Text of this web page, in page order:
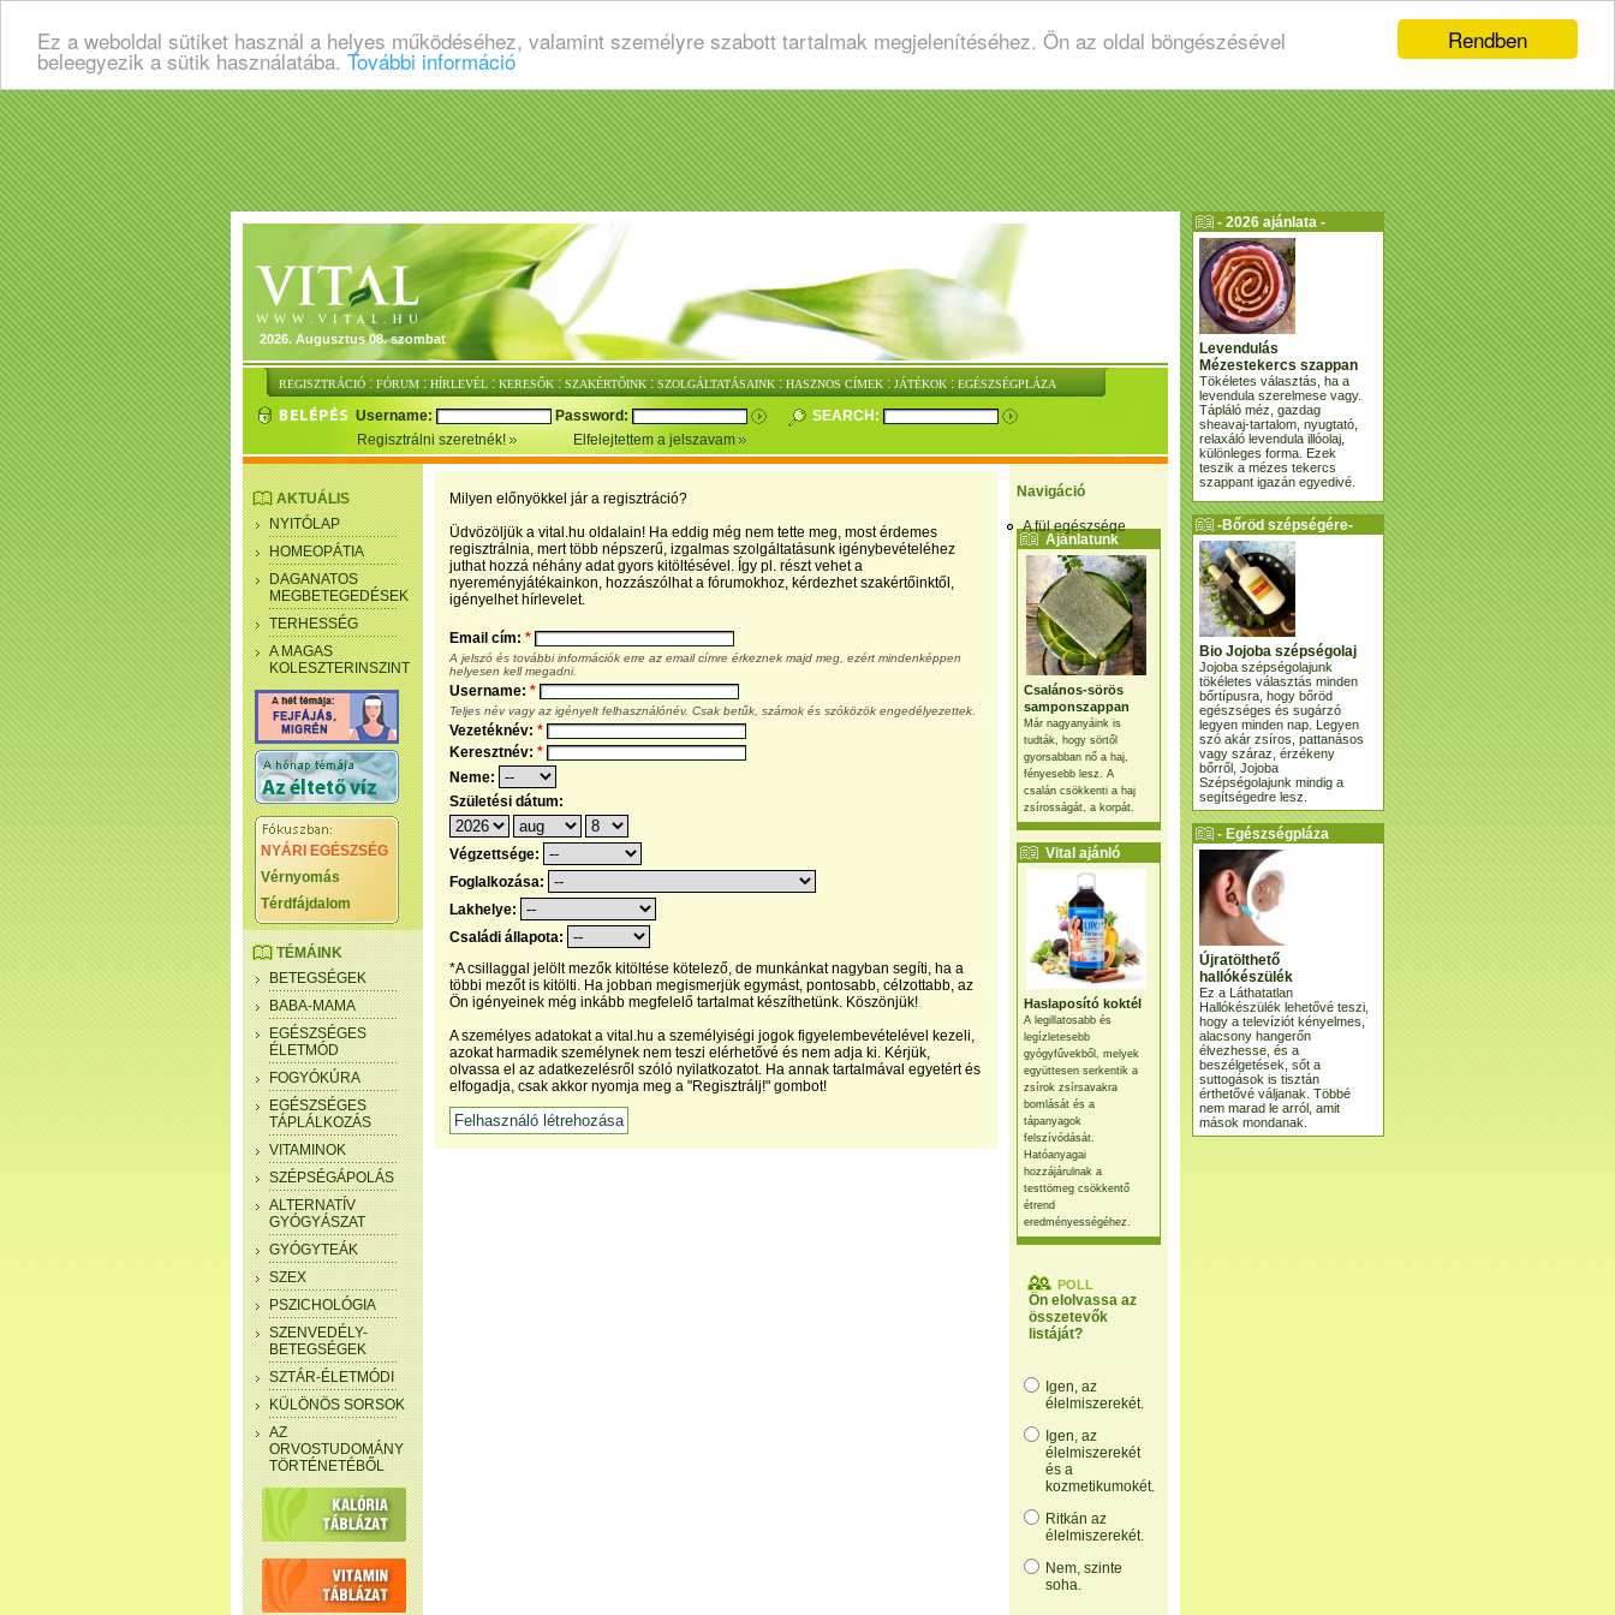
Rendben
Ez a weboldal sütiket használ a helyes működéséhez, valamint személyre szabott tartalmak megjelenítéséhez. Ön az oldal böngészésével
beleegyezik a sütik használatába. További információ
2026. Augusztus 08. szombat
REGISZTRÁCIÓ : FÓRUM : HÍRLEVÉL : KERESŐK : SZAKÉRTŐINK : SZOLGÁLTATÁSAINK : HASZNOS CÍMEK : JÁTÉKOK : EGÉSZSÉGPLÁZA
Username: Password:
SEARCH:
Regisztrálni szeretnék!
Elfelejtettem a jelszavam
Navigáció
A fül egészsége
Ajánlatunk
Csalános-sörös
samponszappan
Már nagyanyáink is
tudták, hogy sörtől
gyorsabban nő a haj,
fényesebb lesz. A
csalán csökkenti a haj
zsírosságát, a korpát.
Vital ajánló
Haslaposító koktél
A legillatosabb és
legízletesebb
gyógyfűvekből, melyek
együttesen serkentik a
zsírok zsírsavakra
bomlását és a
tápanyagok
felszívódását.
Hatóanyagai
hozzájárulnak a
testtömeg csökkentő
étrend
eredményességéhez.
POLL
Ön elolvassa az
összetevők
listáját?
Igen, az
élelmiszerekét.
Igen, az
élelmiszerekét
és a
kozmetikumokét.
Ritkán az
élelmiszerekét.
Nem, szinte
soha.
AKTUÁLIS
NYITÓLAP
HOMEOPÁTIA
DAGANATOS
MEGBETEGEDÉSEK
TERHESSÉG
A MAGAS
KOLESZTERINSZINT
NYÁRI EGÉSZSÉG
Vérnyomás
Térdfájdalom
TÉMÁINK
BETEGSÉGEK
BABA-MAMA
EGÉSZSÉGES
ÉLETMÓD
FOGYÓKÚRA
EGÉSZSÉGES
TÁPLÁLKOZÁS
VITAMINOK
SZÉPSÉGÁPOLÁS
ALTERNATÍV
GYÓGYÁSZAT
GYÓGYTEÁK
SZEX
PSZICHOLÓGIA
SZENVEDÉLY-
BETEGSÉGEK
SZTÁR-ÉLETMÓDI
KÜLÖNÖS SORSOK
AZ
ORVOSTUDOMÁNY
TÖRTÉNETÉBŐL
Milyen előnyökkel jár a regisztráció?
Üdvözöljük a vital.hu oldalain! Ha eddig még nem tette meg, most érdemes
regisztrálnia, mert több népszerű, izgalmas szolgáltatásunk igénybevételéhez
juthat hozzá néhány adat gyors kitöltésével. Így pl. részt vehet a
nyereményjátékainkon, hozzászólhat a fórumokhoz, kérdezhet szakértőinktől,
igényelhet hírlevelet.
Email cím: *
A jelszó és további információk erre az email címre érkeznek majd meg, ezért mindenképpen
helyesen kell megadni.
Username: *
Teljes név vagy az igényelt felhasználónév. Csak betűk, számok és szóközök engedélyezettek.
Vezetéknév: *
Keresztnév: *
Neme:
Születési dátum:
Végzettsége:
Foglalkozása:
Lakhelye:
Családi állapota:
*A csillaggal jelölt mezők kitöltése kötelező, de munkánkat nagyban segíti, ha a
többi mezőt is kitölti. Ha jobban megismerjük egymást, pontosabb, célzottabb, az
Ön igényeinek még inkább megfelelő tartalmat készíthetünk. Köszönjük!
A személyes adatokat a vital.hu a személyiségi jogok figyelembevételével kezeli,
azokat harmadik személynek nem teszi elérhetővé és nem adja ki. Kérjük,
olvassa el az adatkezelésről szóló nyilatkozatot. Ha annak tartalmával egyetért és
elfogadja, csak akkor nyomja meg a "Regisztrálj!" gombot!
- 2026 ajánlata -
Levendulás
Mézestekercs szappan
Tökéletes választás, ha a
levendula szerelmese vagy.
Tápláló méz, gazdag
sheavaj-tartalom, nyugtató,
relaxáló levendula illóolaj,
különleges forma. Ezek
teszik a mézes tekercs
szappant igazán egyedivé.
-Bőröd szépségére-
Bio Jojoba szépségolaj
Jojoba szépségolajunk
tökéletes választás minden
bőrtípusra, hogy bőröd
egészséges és sugárzó
legyen minden nap. Legyen
szó akár zsíros, pattanásos
vagy száraz, érzékeny
bőrről, Jojoba
Szépségolajunk mindig a
segítségedre lesz.
- Egészségpláza
ajánlatunk -
Újratölthető
hallókészülék
Ez a Láthatatlan
Hallókészülék lehetővé teszi,
hogy a televíziót kényelmes,
alacsony hangerőn
élvezhesse, és a
beszélgetések, sőt a
suttogások is tisztán
érthetővé váljanak. Többé
nem marad le arról, amit
mások mondanak.